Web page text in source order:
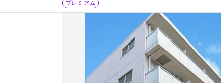
プレミアム